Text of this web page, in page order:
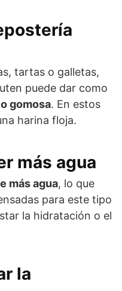
tartas o galletas,
puede dar como
gomosa. En estos
harina floja.
más agua
más agua, lo que
para este tipo
la hidratación o el
la